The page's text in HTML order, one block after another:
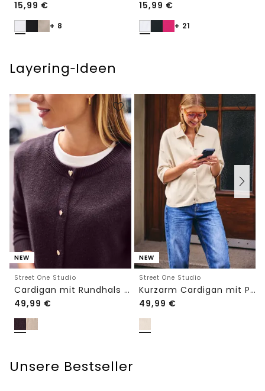
15,99 €
+ 8
15,99 €
+ 21
Layering‑Ideen
NEW
Street One Studio
Cardigan mit Rundhals und Knöpfen
49,99 €
NEW
Street One Studio
Kurzarm Cardigan mit Polokragen
49,99 €
Unsere Bestseller